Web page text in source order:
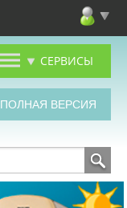
СЕРВИСЫ